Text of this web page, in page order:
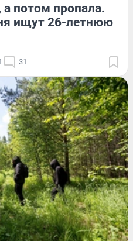
а потом пропала.
ищут 26-летнюю
31